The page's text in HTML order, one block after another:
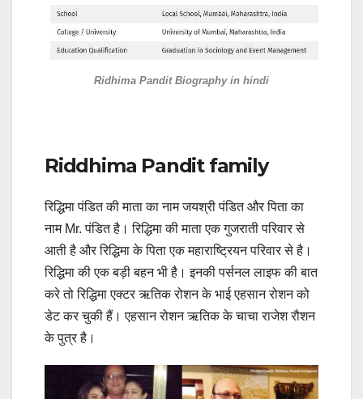
Ridhima Pandit Biography in hindi
Riddhima Pandit family
रिद्धिमा पंडित की माता का नाम जयश्री पंडित और पिता का
नाम Mr. पंडित है। रिद्धिमा की माता एक गुजराती परिवार से
आती है और रिद्धिमा के पिता एक महाराष्ट्रियन परिवार से है।
रिद्धिमा की एक बड़ी बहन भी है। इनकी पर्सनल लाइफ की बात
करे तो रिद्धिमा एक्टर ऋतिक रोशन के भाई एहसान रोशन को
डेट कर चुकी हैं। एहसान रोशन ऋतिक के चाचा राजेश रौशन
के पुत्र है।